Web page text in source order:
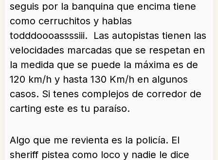
seguis por la banquina que encima tiene
como cerruchitos y hablas
todddoooassssiii. Las autopistas tienen las
velocidades marcadas que se respetan en
la medida que se puede la máxima es de
120 km/h y hasta 130 Km/h en algunos
casos. Si tenes complejos de corredor de
carting este es tu paraíso.
Algo que me revienta es la policía. El
sheriff pistea como loco y nadie le dice